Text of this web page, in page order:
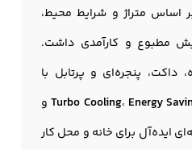
اساس متراژ و شرایط محیط،
مطبوع و کارآمدی داشت.
داکت، پنجره‌ای و پرتابل با
Turbo Cooling، Energy
و
ایده‌آل برای خانه و محل کار